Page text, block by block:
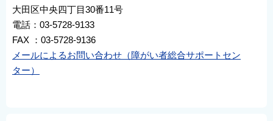
大田区中央四丁目30番11号
電話：03-5728-9133
FAX ：03-5728-9136
メールによるお問い合わせ（障がい者総合サポートセン
ター）